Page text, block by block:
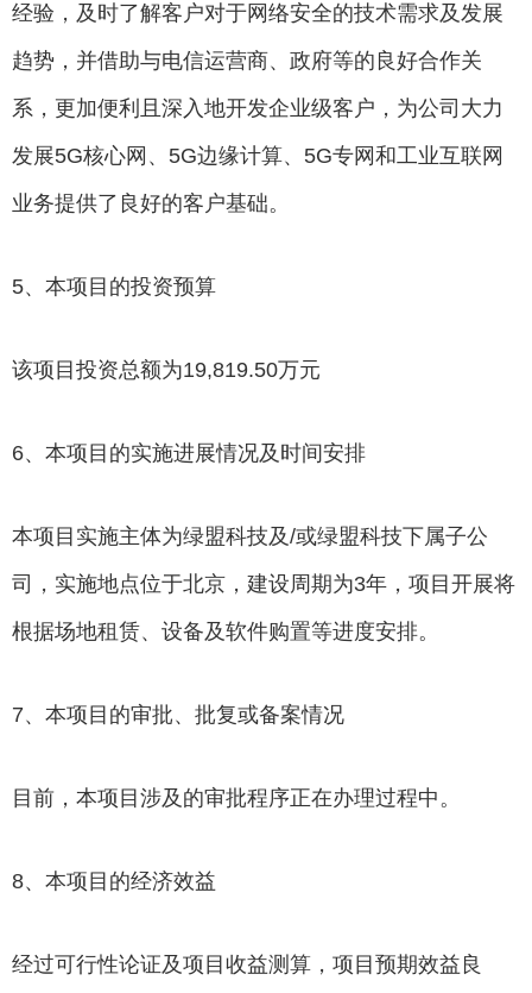
经验，及时了解客户对于网络安全的技术需求及发展
趋势，并借助与电信运营商、政府等的良好合作关
系，更加便利且深入地开发企业级客户，为公司大力
发展5G核心网、5G边缘计算、5G专网和工业互联网
业务提供了良好的客户基础。
5、本项目的投资预算
该项目投资总额为19,819.50万元
6、本项目的实施进展情况及时间安排
本项目实施主体为绿盟科技及/或绿盟科技下属子公
司，实施地点位于北京，建设周期为3年，项目开展将
根据场地租赁、设备及软件购置等进度安排。
7、本项目的审批、批复或备案情况
目前，本项目涉及的审批程序正在办理过程中。
8、本项目的经济效益
经过可行性论证及项目收益测算，项目预期效益良